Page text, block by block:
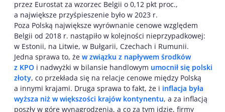
przez Eurostat za wzorzec Belgii o 0,12 pkt proc.,
a największe przyśpieszenie było w 2023 r.
Poza Polską największe wyrównanie cenowe względem
Belgii od 2018 r. nastąpiło w kolejności nieprzypadkowej:
w Estonii, na Litwie, w Bułgarii, Czechach i Rumunii.
Jedna sprawa to, że w związku z napływem środków
z KPO i nadwyżki w bilansie handlowym umocnił się polski
złoty, co przekłada się na relacje cenowe między Polską
a innymi krajami. Druga sprawa to fakt, że i inflacja była
wyższa niż w większości krajów kontynentu, a za inflacją
poszły w górę wynagrodzenia, a co za tym idzie, firmy